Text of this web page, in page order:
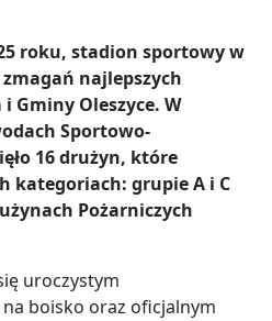
roku, stadion sportowy w
najlepszych
Gminy Oleszyce. W
Sportowo-
16 drużyn, które
kategoriach: grupie A i C
Pożarniczych
uroczystym
boisko oraz oficjalnym